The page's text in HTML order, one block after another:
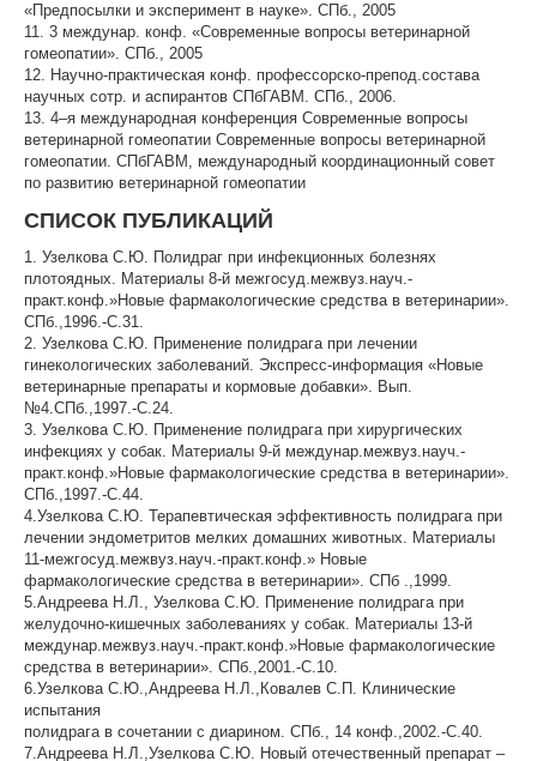
«Предпосылки и эксперимент в науке». СПб., 2005
11. 3 междунар. конф. «Современные вопросы ветеринарной
гомеопатии». СПб., 2005
12. Научно-практическая конф. профессорско-препод.состава
научных сотр. и аспирантов СПбГАВМ. СПб., 2006.
13. 4–я международная конференция Современные вопросы
ветеринарной гомеопатии Современные вопросы ветеринарной
гомеопатии. СПбГАВМ, международный координационный совет
по развитию ветеринарной гомеопатии
СПИСОК ПУБЛИКАЦИЙ
1. Узелкова С.Ю. Полидраг при инфекционных болезнях
плотоядных. Материалы 8-й межгосуд.межвуз.науч.-
практ.конф.»Новые фармакологические средства в ветеринарии».
СПб.,1996.-С.31.
2. Узелкова С.Ю. Применение полидрага при лечении
гинекологических заболеваний. Экспресс-информация «Новые
ветеринарные препараты и кормовые добавки». Вып.
№4.СПб.,1997.-С.24.
3. Узелкова С.Ю. Применение полидрага при хирургических
инфекциях у собак. Материалы 9-й междунар.межвуз.науч.-
практ.конф.»Новые фармакологические средства в ветеринарии».
СПб.,1997.-С.44.
4.Узелкова С.Ю. Терапевтическая эффективность полидрага при
лечении эндометритов мелких домашних животных. Материалы
11-межгосуд.межвуз.науч.-практ.конф.» Новые
фармакологические средства в ветеринарии». СПб .,1999.
5.Андреева Н.Л., Узелкова С.Ю. Применение полидрага при
желудочно-кишечных заболеваниях у собак. Материалы 13-й
междунар.межвуз.науч.-практ.конф.»Новые фармакологические
средства в ветеринарии». СПб.,2001.-С.10.
6.Узелкова С.Ю.,Андреева Н.Л.,Ковалев С.П. Клинические
испытания
полидрага в сочетании с диарином. СПб., 14 конф.,2002.-С.40.
7.Андреева Н.Л.,Узелкова С.Ю. Новый отечественный препарат –